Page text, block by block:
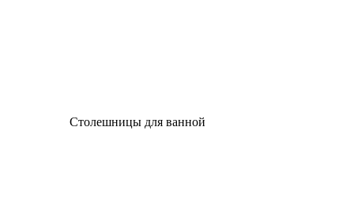
Столешницы для ванной